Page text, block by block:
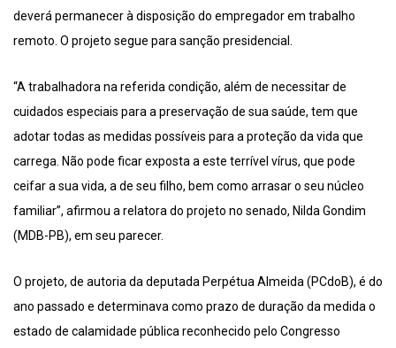
deverá permanecer à disposição do empregador em trabalho
remoto. O projeto segue para sanção presidencial.
“A trabalhadora na referida condição, além de necessitar de
cuidados especiais para a preservação de sua saúde, tem que
adotar todas as medidas possíveis para a proteção da vida que
carrega. Não pode ficar exposta a este terrível vírus, que pode
ceifar a sua vida, a de seu filho, bem como arrasar o seu núcleo
familiar”, afirmou a relatora do projeto no senado, Nilda Gondim
(MDB-PB), em seu parecer.
O projeto, de autoria da deputada Perpétua Almeida (PCdoB), é do
ano passado e determinava como prazo de duração da medida o
estado de calamidade pública reconhecido pelo Congresso